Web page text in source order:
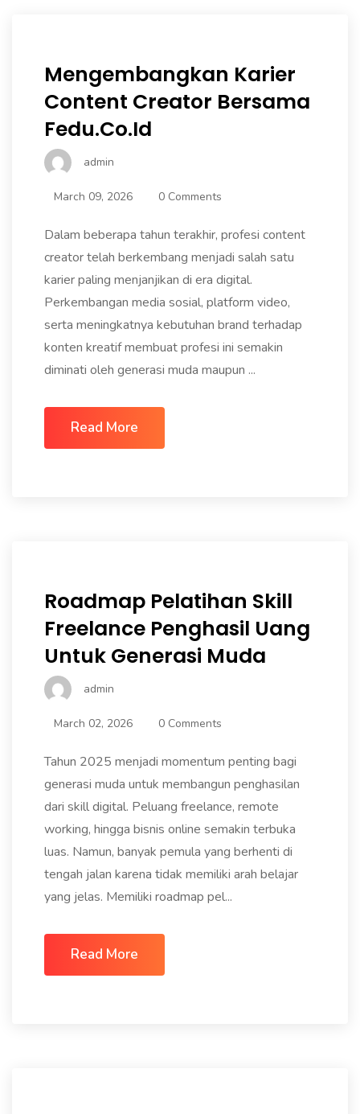
Mengembangkan Karier
Content Creator Bersama
Fedu.co.id
admin
March 09, 2026 0 Comments
Dalam beberapa tahun terakhir, profesi content
creator telah berkembang menjadi salah satu
karier paling menjanjikan di era digital.
Perkembangan media sosial, platform video,
serta meningkatnya kebutuhan brand terhadap
konten kreatif membuat profesi ini semakin
diminati oleh generasi muda maupun ...
Read More
Roadmap Pelatihan Skill
Freelance Penghasil Uang
Untuk Generasi Muda
admin
March 02, 2026 0 Comments
Tahun 2025 menjadi momentum penting bagi
generasi muda untuk membangun penghasilan
dari skill digital. Peluang freelance, remote
working, hingga bisnis online semakin terbuka
luas. Namun, banyak pemula yang berhenti di
tengah jalan karena tidak memiliki arah belajar
yang jelas. Memiliki roadmap pel...
Read More